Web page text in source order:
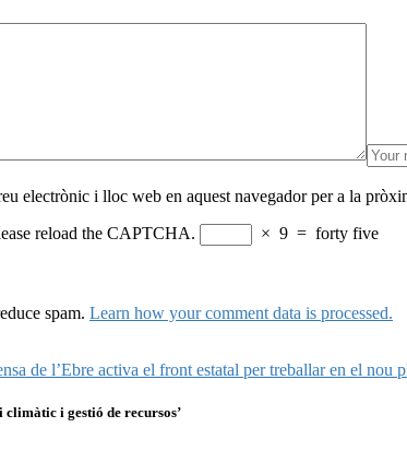
electrònic i lloc web en aquest navegador per a la
reload the CAPTCHA.
× 9 = forty five
spam. Learn how your comment data is processed.
de l’Ebre activa el front estatal per treballar en el nou
i gestió de recursos’